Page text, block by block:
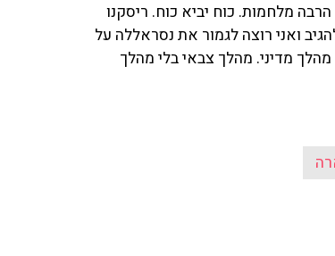
מלחמות. כוח יביא כוח. ריסקנו
ואני רוצה לגמור את נסראללה על
מדיני. מהלך צבאי בלי מהלך